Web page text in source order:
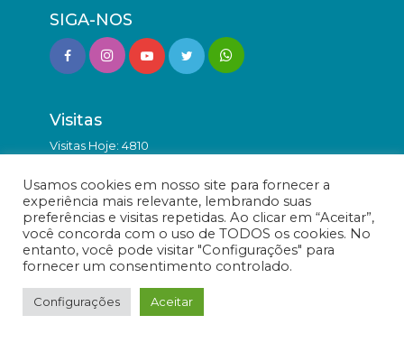
SIGA-NOS
Visitas
Visitas Hoje: 4810
Todos os direitos reservados.
Usamos cookies em nosso site para fornecer a
experiência mais relevante, lembrando suas
preferências e visitas repetidas. Ao clicar em “Aceitar”,
você concorda com o uso de TODOS os cookies. No
entanto, você pode visitar "Configurações" para
fornecer um consentimento controlado.
Configurações Aceitar